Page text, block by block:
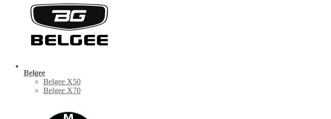
Belgee
Belgee X50
Belgee X70